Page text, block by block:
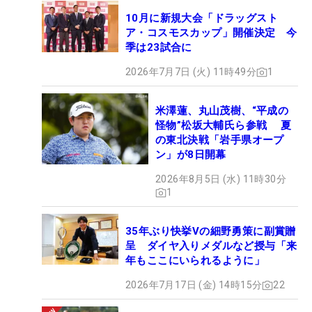
10月に新規大会「ドラッグスト
ア・コスモスカップ」開催決定 今
季は23試合に
2026年7月7日 (火) 11時49分 1
米澤蓮、丸山茂樹、“平成の
怪物”松坂大輔氏ら参戦 夏
の東北決戦「岩手県オープ
ン」が8日開幕
2026年8月5日 (水) 11時30分
1
35年ぶり快挙Vの細野勇策に副賞贈
呈 ダイヤ入りメダルなど授与「来
年もここにいられるように」
2026年7月17日 (金) 14時15分 22